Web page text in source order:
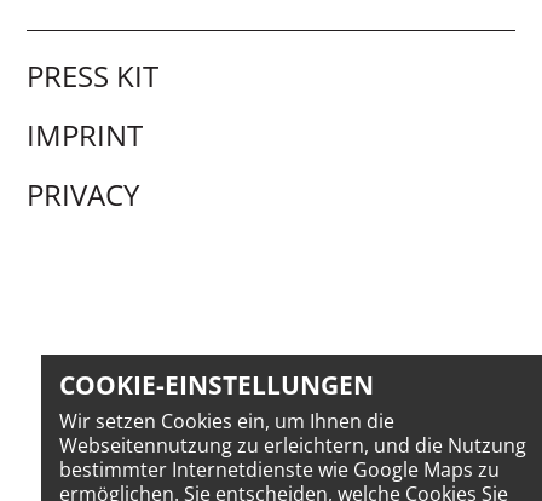
PRESS KIT
IMPRINT
PRIVACY
COOKIE-EINSTELLUNGEN
Wir setzen Cookies ein, um Ihnen die
Webseitennutzung zu erleichtern, und die Nutzung
bestimmter Internetdienste wie Google Maps zu
ermöglichen. Sie entscheiden, welche Cookies Sie